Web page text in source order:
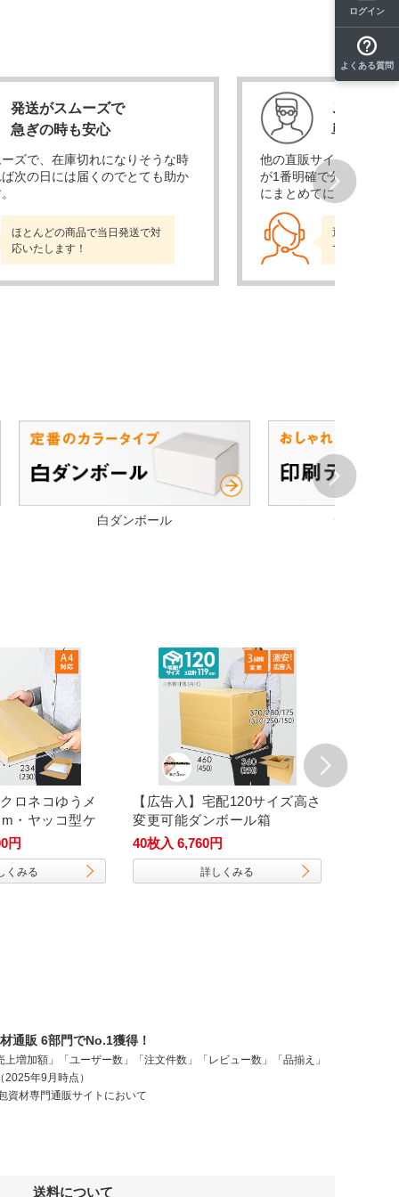
発送がスムーズで
急ぎの時も安心
ズで、在庫切れになりそうな時
次の日には届くのでとても助か
ほとんどの商品で当日発送で対
応いたします！
ここが一
単価が安
他の直販サイトも比較
が1番明確で分かりやす
にまとめてに頼めるの
通販売上
でお届けしま
Next
白ダンボール デザイン
Next
ロネコゆうメ
・ヤッコ型ケ
）
円
くみる
【広告入】宅配120サイズ高さ
変更可能ダンボール箱
40枚入 6,760円
詳しくみる
ログイン
よくある質問
通販 6部門でNo.1獲得！
増加額」「ユーザー数」「注文件数」「レビュー数」「品揃え」
年9月時点）
資材専門通販サイトにおいて
送料について